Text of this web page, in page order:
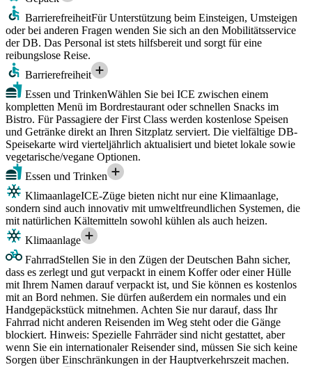
BarrierefreiheitFür Unterstützung beim Einsteigen, Umsteigen
oder bei anderen Fragen wenden Sie sich an den Mobilitätsservice
der DB. Das Personal ist stets hilfsbereit und sorgt für eine
reibungslose Reise.
Barrierefreiheit
Essen und TrinkenWählen Sie bei ICE zwischen einem
kompletten Menü im Bordrestaurant oder schnellen Snacks im
Bistro. Für Passagiere der First Class werden kostenlose Speisen
und Getränke direkt an Ihren Sitzplatz serviert. Die vielfältige DB-
Speisekarte wird vierteljährlich aktualisiert und bietet lokale sowie
vegetarische/vegane Optionen.
Essen und Trinken
KlimaanlageICE-Züge bieten nicht nur eine Klimaanlage,
sondern sind auch innovativ mit umweltfreundlichen Systemen, die
mit natürlichen Kältemitteln sowohl kühlen als auch heizen.
Klimaanlage
FahrradStellen Sie in den Zügen der Deutschen Bahn sicher,
dass es zerlegt und gut verpackt in einem Koffer oder einer Hülle
mit Ihrem Namen darauf verpackt ist, und Sie können es kostenlos
mit an Bord nehmen. Sie dürfen außerdem ein normales und ein
Handgepäckstück mitnehmen. Achten Sie nur darauf, dass Ihr
Fahrrad nicht anderen Reisenden im Weg steht oder die Gänge
blockiert. Hinweis: Spezielle Fahrräder sind nicht gestattet, aber
wenn Sie ein internationaler Reisender sind, müssen Sie sich keine
Sorgen über Einschränkungen in der Hauptverkehrszeit machen.